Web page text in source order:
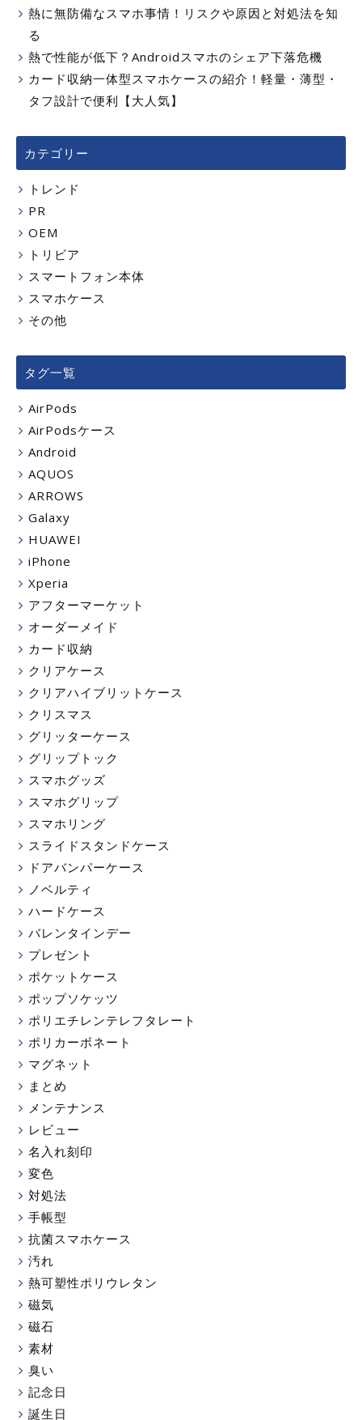
熱に無防備なスマホ事情！リスクや原因と対処法を知
る
熱で性能が低下？Androidスマホのシェア下落危機
カード収納一体型スマホケースの紹介！軽量・薄型・
タフ設計で便利【大人気】
カテゴリー
トレンド
PR
OEM
トリビア
スマートフォン本体
スマホケース
その他
タグ一覧
AirPods
AirPodsケース
Android
AQUOS
ARROWS
Galaxy
HUAWEI
iPhone
Xperia
アフターマーケット
オーダーメイド
カード収納
クリアケース
クリアハイブリットケース
クリスマス
グリッターケース
グリップトック
スマホグッズ
スマホグリップ
スマホリング
スライドスタンドケース
ドアバンパーケース
ノベルティ
ハードケース
バレンタインデー
プレゼント
ポケットケース
ポップソケッツ
ポリエチレンテレフタレート
ポリカーボネート
マグネット
まとめ
メンテナンス
レビュー
名入れ刻印
変色
対処法
手帳型
抗菌スマホケース
汚れ
熱可塑性ポリウレタン
磁気
磁石
素材
臭い
記念日
誕生日